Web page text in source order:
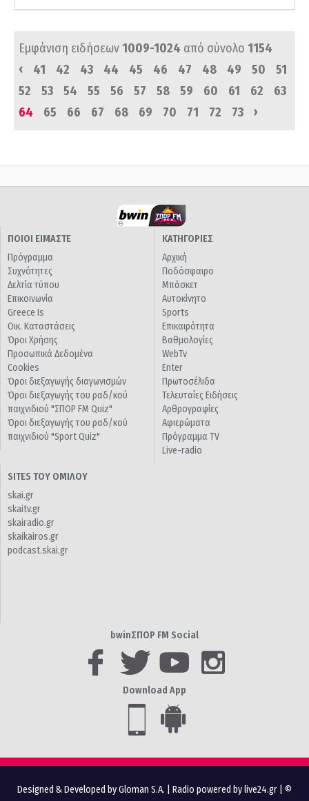
Εμφάνιση ειδήσεων1009-1024 από σύνολο 1154
‹
41 42 43 44 45 46 47 48 49 50
51
52
53 54 55 56 57 58 59 60 61 62
63
64
65 66 67 68 69 70 71 72 73 ›
ΠΟΙΟΙ ΕΙΜΑΣΤΕ
Πρόγραμμα
Συχνότητες
Δελτία τύπου
Επικοινωνία
Greece Is
Οικ. Καταστάσεις
Όροι Χρήσης
Προσωπικά Δεδομένα
Cookies
Όροι διεξαγωγής διαγωνισμών
Όροι διεξαγωγής του ραδ/κού
παιχνιδιού "ΣΠΟΡ FM Quiz"
Όροι διεξαγωγής του ραδ/κού
παιχνιδιού "Sport Quiz"
ΚΑΤΗΓΟΡΙΕΣ
Αρχική
Ποδόσφαιρο
Μπάσκετ
Αυτοκίνητο
Sports
Επικαιρότητα
Βαθμολογίες
WebTv
Enter
Πρωτοσέλιδα
Τελευταίες Ειδήσεις
Αρθρογραφίες
Αφιερώματα
Πρόγραμμα TV
Live-radio
SITES ΤΟΥ ΟΜΙΛΟΥ
skai.gr
skaitv.gr
skairadio.gr
skaikairos.gr
podcast.skai.gr
bwinΣΠΟΡ FM Social
Download App
Designed & Developed by Gloman S.A. Radio powered by live24.gr | ©